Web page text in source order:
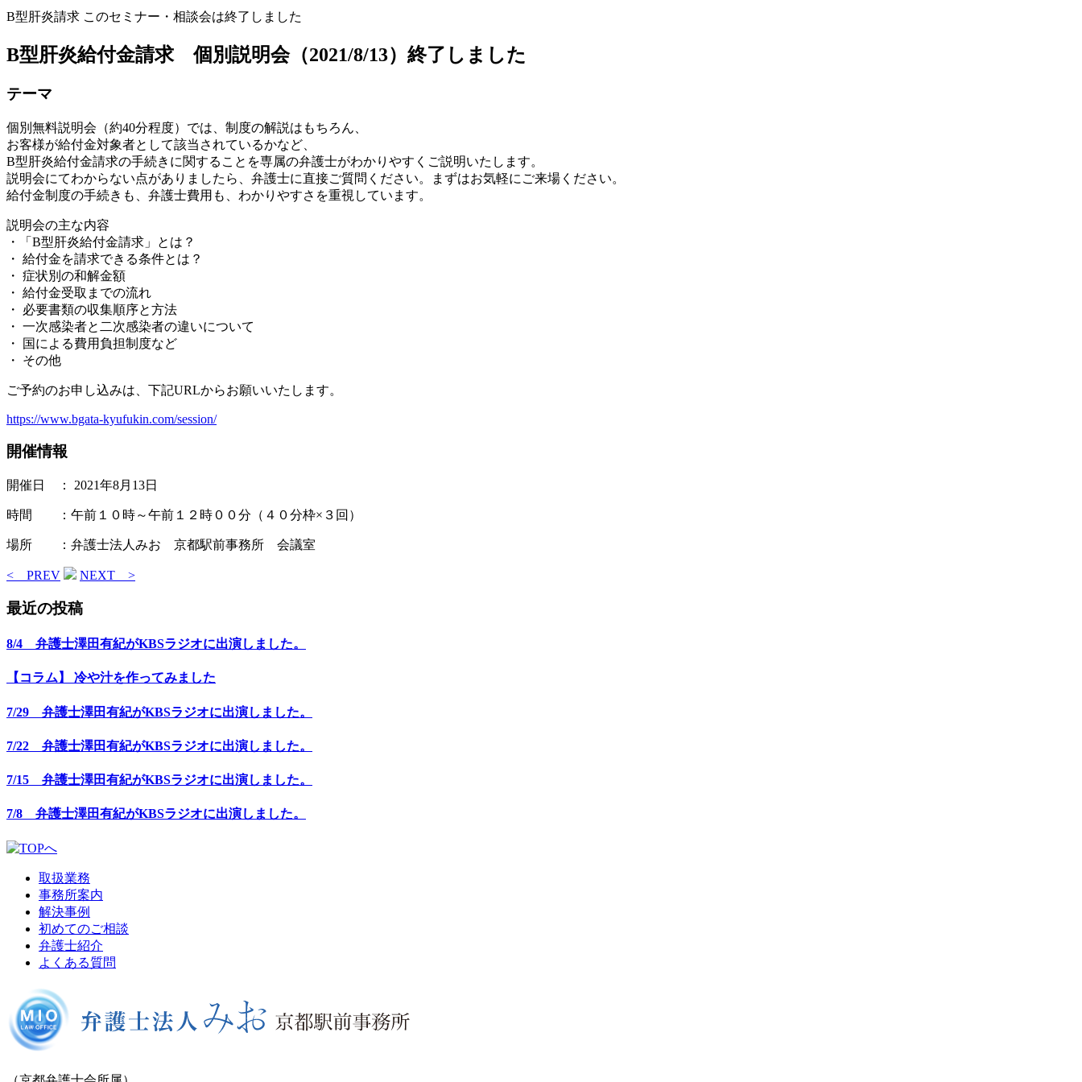
B型肝炎請求 このセミナー・相談会は終了しました
B型肝炎給付金請求 個別説明会（2021/8/13）終了しました
テーマ
個別無料説明会（約40分程度）では、制度の解説はもちろん、
お客様が給付金対象者として該当されているかなど、
B型肝炎給付金請求の手続きに関することを専属の弁護士がわかりやすくご説明いたします。
説明会にてわからない点がありましたら、弁護士に直接ご質問ください。まずはお気軽にご来場ください。
給付金制度の手続きも、弁護士費用も、わかりやすさを重視しています。
説明会の主な内容
・「B型肝炎給付金請求」とは？
・ 給付金を請求できる条件とは？
・ 症状別の和解金額
・ 給付金受取までの流れ
・ 必要書類の収集順序と方法
・ 一次感染者と二次感染者の違いについて
・ 国による費用負担制度など
・ その他
ご予約のお申し込みは、下記URLからお願いいたします。
https://www.bgata-kyufukin.com/session/
開催情報
開催日 ： 2021年8月13日
時間 ：午前１０時～午前１２時００分（４０分枠×３回）
場所 ：弁護士法人みお 京都駅前事務所 会議室
< PREV NEXT >
最近の投稿
8/4 弁護士澤田有紀がKBSラジオに出演しました。
【コラム】 冷や汁を作ってみました
7/29 弁護士澤田有紀がKBSラジオに出演しました。
7/22 弁護士澤田有紀がKBSラジオに出演しました。
7/15 弁護士澤田有紀がKBSラジオに出演しました。
7/8 弁護士澤田有紀がKBSラジオに出演しました。
取扱業務
事務所案内
解決事例
初めてのご相談
弁護士紹介
よくある質問